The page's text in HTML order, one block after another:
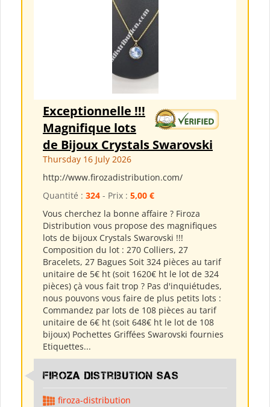
Exceptionnelle !!!
Magnifique lots
de Bijoux Crystals Swarovski
Thursday 16 July 2026
http://www.firozadistribution.com/
Quantité : 324 - Prix : 5,00 €
Vous cherchez la bonne affaire ? Firoza
Distribution vous propose des magnifiques
lots de bijoux Crystals Swarovski !!!
Composition du lot : 270 Colliers, 27
Bracelets, 27 Bagues Soit 324 pièces au tarif
unitaire de 5€ ht (soit 1620€ ht le lot de 324
pièces) çà vous fait trop ? Pas d'inquiétudes,
nous pouvons vous faire de plus petits lots :
Commandez par lots de 108 pièces au tarif
unitaire de 6€ ht (soit 648€ ht le lot de 108
bijoux) Pochettes Griffées Swarovski fournies
Etiquettes...
Firoza Distribution SAS
firoza-distribution